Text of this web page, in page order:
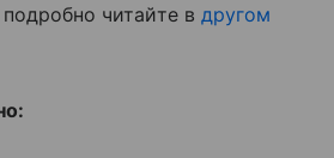
читайте в другом